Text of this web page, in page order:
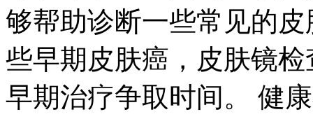
够帮助诊断一些常见的
些早期皮肤癌，皮肤镜
早期治疗争取时间。 健